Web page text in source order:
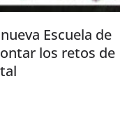
Escuela de
los retos de